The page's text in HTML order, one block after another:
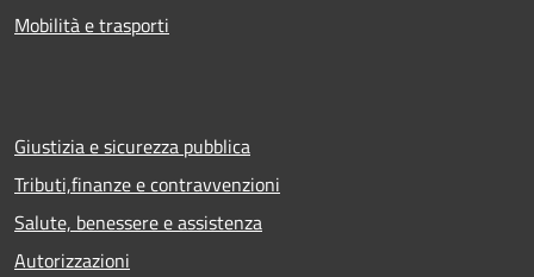
Mobilità e trasporti
Giustizia e sicurezza pubblica
Tributi,finanze e contravvenzioni
Salute, benessere e assistenza
Autorizzazioni